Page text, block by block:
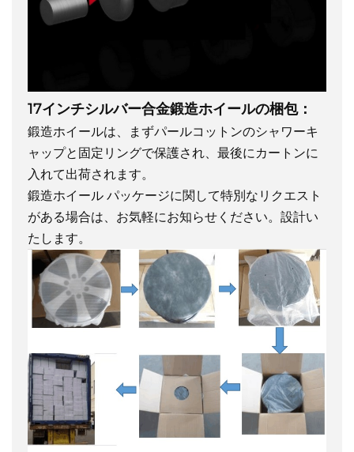
17インチシルバー合金鍛造ホイールの梱包：
鍛造ホイールは、まずパールコットンのシャワーキ
ャップと固定リングで保護され、最後にカートンに
入れて出荷されます。
鍛造ホイール パッケージに関して特別なリクエスト
がある場合は、お気軽にお知らせください。設計い
たします。